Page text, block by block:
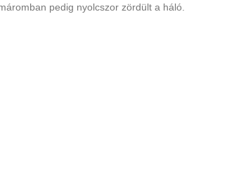
pedig nyolcszor zördült a háló.